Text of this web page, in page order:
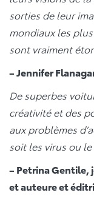
sorties de leur
mondiaux les
sont vraiment
– Jennifer
De superbes
créativité et des
aux problèmes
soit les virus ou
– Petrina Gentile,
et auteure et